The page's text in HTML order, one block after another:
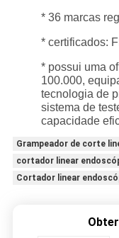
* 36 marcas
* certificados:
* possui uma
100.000,
tecnologia de
sistema de
capacidade
Grampeador de corte
cortador linear
Cortador linear